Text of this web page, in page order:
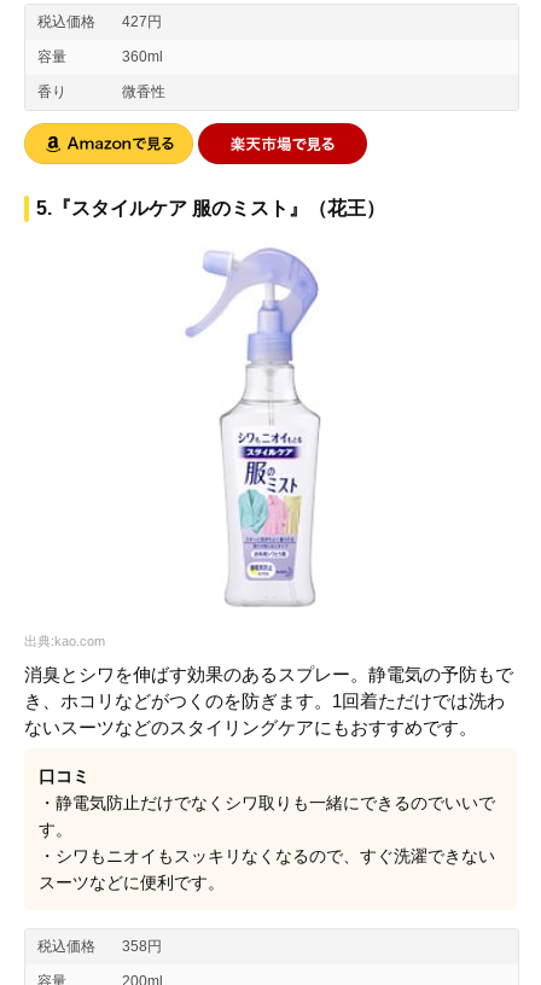
税込価格 427円
容量 360ml
香り 微香性
5.『スタイルケア 服のミスト』（花王）
出典:kao.com
消臭とシワを伸ばす効果のあるスプレー。静電気の予防もで
き、ホコリなどがつくのを防ぎます。1回着ただけでは洗わ
ないスーツなどのスタイリングケアにもおすすめです。
口コミ
・静電気防止だけでなくシワ取りも一緒にできるのでいいで
す。
・シワもニオイもスッキリなくなるので、すぐ洗濯できない
スーツなどに便利です。
税込価格 358円
容量 200ml